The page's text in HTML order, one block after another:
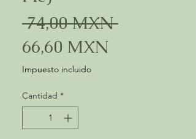
74,00 MXN Precio
66,60 MXN
Impuesto incluido
Cantidad *